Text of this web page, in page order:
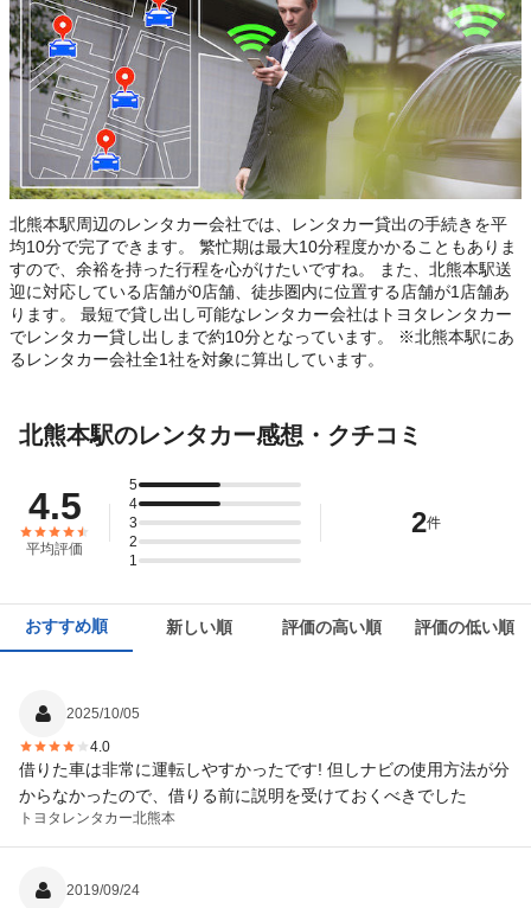
北熊本駅周辺のレンタカー会社では、レンタカー貸出の手続きを平
均10分で完了できます。 繁忙期は最大10分程度かかることもありま
すので、余裕を持った行程を心がけたいですね。 また、北熊本駅送
迎に対応している店舗が0店舗、徒歩圏内に位置する店舗が1店舗あ
ります。 最短で貸し出し可能なレンタカー会社はトヨタレンタカー
でレンタカー貸し出しまで約10分となっています。 ※北熊本駅にあ
るレンタカー会社全1社を対象に算出しています。
北熊本駅のレンタカー感想・クチコミ
4.5
平均評価
5
4
3
2
1
2件
おすすめ順 新しい順 評価の高い順 評価の低い順
2025/10/05
4.0
借りた車は非常に運転しやすかったです! 但しナビの使用方法が分
からなかったので、借りる前に説明を受けておくべきでした
トヨタレンタカー北熊本
2019/09/24